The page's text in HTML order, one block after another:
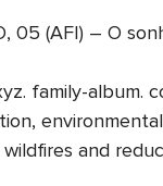
05 (AFI) – O
family-album.
and